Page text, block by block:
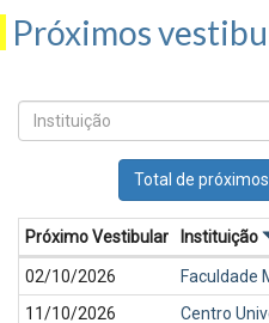
Próximos
Total de
Próximos
vestibulares
Próximo Vestibular Instituição
02/10/2026
Faculdade
11/10/2026
Centro